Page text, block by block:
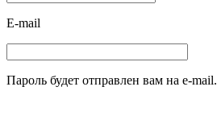
E-mail
Пароль будет отправлен вам на e-mail.